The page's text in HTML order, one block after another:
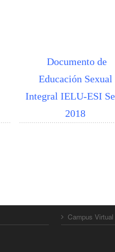
Documento de
Educación Sexual
Integral IELU-ESI
2018
Campus